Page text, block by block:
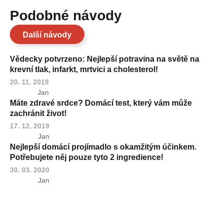
Podobné návody
Další návody
Vědecky potvrzeno: Nejlepší potravina na světě na
krevní tlak, infarkt, mrtvici a cholesterol!
20. 11. 2019
Jan
Máte zdravé srdce? Domácí test, který vám může
zachránit život!
17. 12. 2019
Jan
Nejlepší domácí projímadlo s okamžitým účinkem.
Potřebujete něj pouze tyto 2 ingredience!
30. 03. 2020
Jan